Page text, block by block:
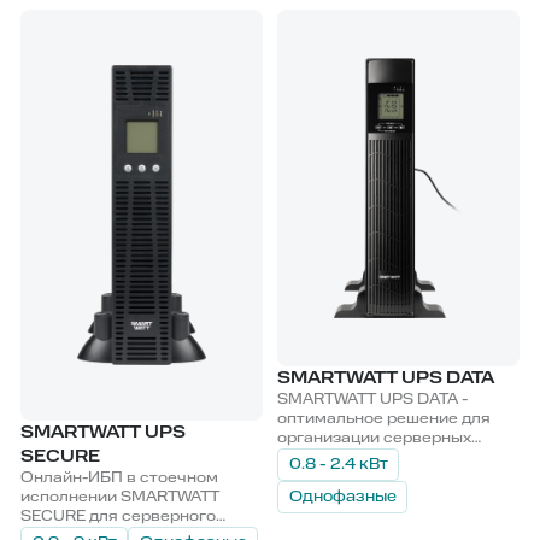
SMARTWATT UPS
SECURE
Онлайн-ИБП в стоечном
исполнении SMARTWATT
SECURE для серверного
оборудования и дата-
SMARTWATT UPS DATA
SMARTWATT UPS DATA -
оптимальное решение для
организации серверных
начального уровня и
обеспечения бесперебойным
питанием периферийного
оборудования.
0.8 - 2.4 кВт
Однофазные